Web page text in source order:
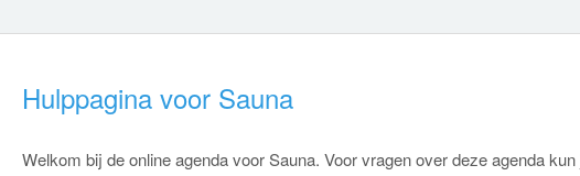
Hulppagina voor Sauna
Welkom bij de online agenda voor Sauna. Voor vragen over deze agenda